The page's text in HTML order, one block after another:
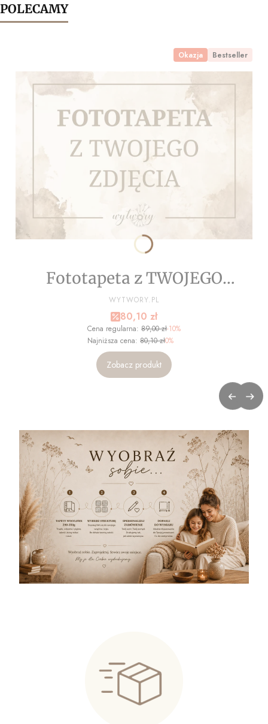
POLECAMY
Okazja Bestseller
Fototapeta z TWOJEGO
ZDJĘCIA - NA WYMIAR
PRODUCENT
WYTWORY.PL
Cena promocyjna
80,10 zł
Cena regularna: 89,00 zł-10%
Najniższa cena: 80,10 zł0%
Zobacz produkt